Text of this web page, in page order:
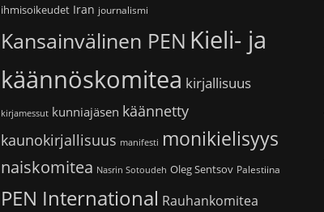
ihmisoikeudet Iran journalismi
Kansainvälinen PEN Kieli- ja
käännöskomitea kirjallisuus
kirjamessut kunniajäsen käännetty
kaunokirjallisuus manifesti monikielisyys
naiskomitea Nasrin Sotoudeh Oleg Sentsov Palestiina
PEN International Rauhankomitea